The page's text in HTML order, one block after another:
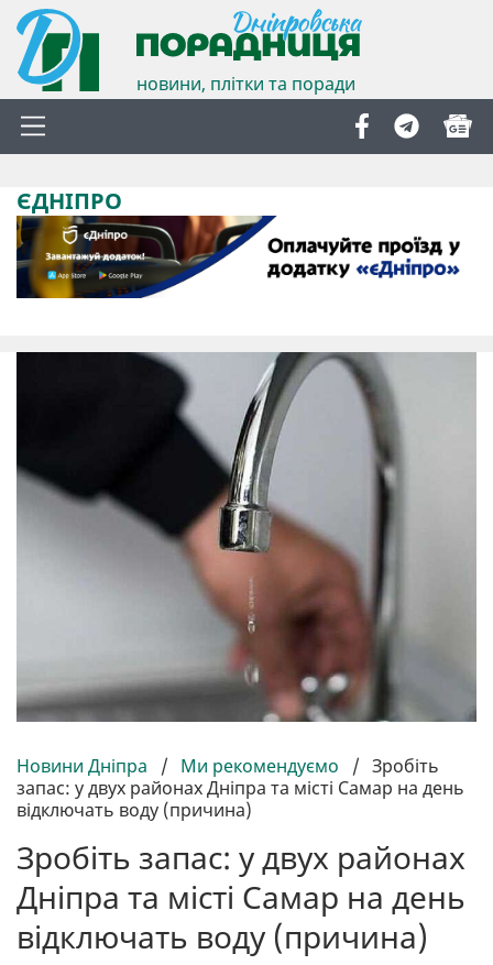
новини, плітки та поради
ЄДНІПРО
Новини Дніпра / Ми рекомендуємо / Зробіть
запас: у двух районах Дніпра та місті Самар на день
відключать воду (причина)
Зробіть запас: у двух районах
Дніпра та місті Самар на день
відключать воду (причина)